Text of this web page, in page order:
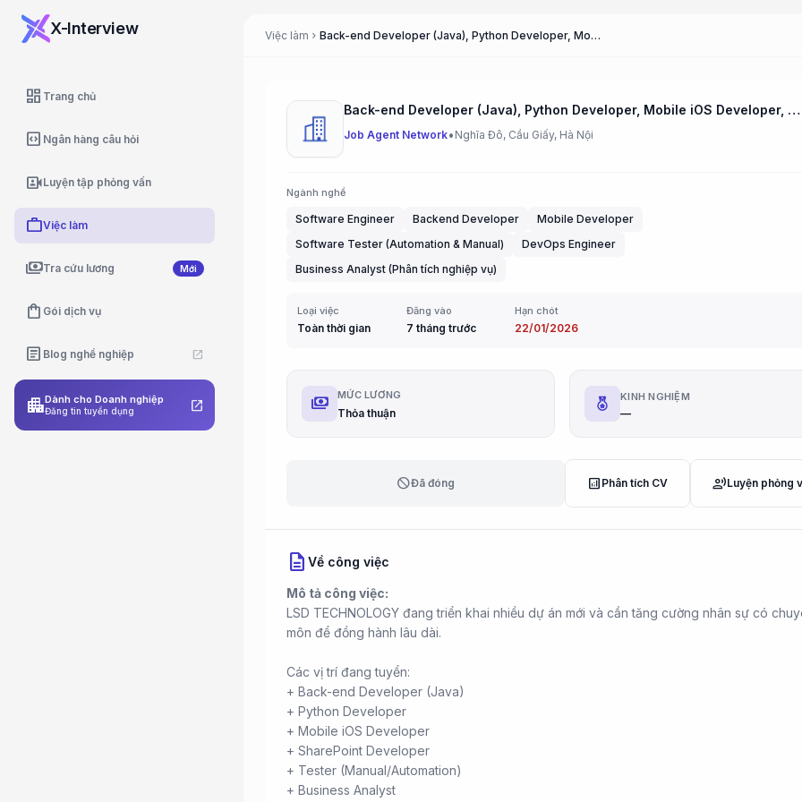
X-Interview
dashboard Trang chủ
code_blocks Ngân hàng câu hỏi
video_camera_frontLuyện tập phỏng vấn
workViệc làm
paymentsTra cứu lương Mới
shopping_bag Gói dịch vụ
article Blog nghề nghiệp open_in_new
apartmentDành cho Doanh nghiệp
Đăng tin tuyển dụng open_in_new
Việc làm chevron_right Back-end Developer (Java), Python Developer, Mobile iOS Developer, SharePoint Developer, Tester (Manual/Automation), Business Analyst, DevNet
Back-end Developer (Java), Python Developer, Mobile iOS Developer, SharePoint Developer, Tester (Manual/Automation), Business Analyst, DevNet
Job Agent Network• Nghĩa Đô, Cầu Giấy, Hà Nội
Ngành nghề
Software Engineer Backend Developer
Mobile Developer
Software Tester (Automation & Manual)
DevOps Engineer
Business Analyst (Phân tích nghiệp vụ)
Loại việc
Toàn thời gian
Đăng vào
7 tháng trước
Hạn chót
22/01/2026
payments MỨC LƯƠNG
Thỏa thuận
KINH NGHIỆM
—
blockĐã đóng analytics Phân tích CV record_voice_overLuyện phỏng
description Về công việc
Mô tả công việc:
LSD TECHNOLOGY đang triển khai nhiều dự án mới và cần tăng cường nhân sự có
môn để đồng hành lâu dài.
Các vị trí đang tuyển:
+ Back-end Developer (Java)
+ Python Developer
+ Mobile iOS Developer
+ SharePoint Developer
+ Tester (Manual/Automation)
+ Business Analyst